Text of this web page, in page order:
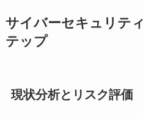
サイバーセキュリテ
テップ
現状分析とリスク評価